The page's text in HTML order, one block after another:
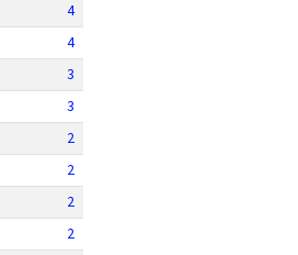
4
4
3
3
2
2
2
2